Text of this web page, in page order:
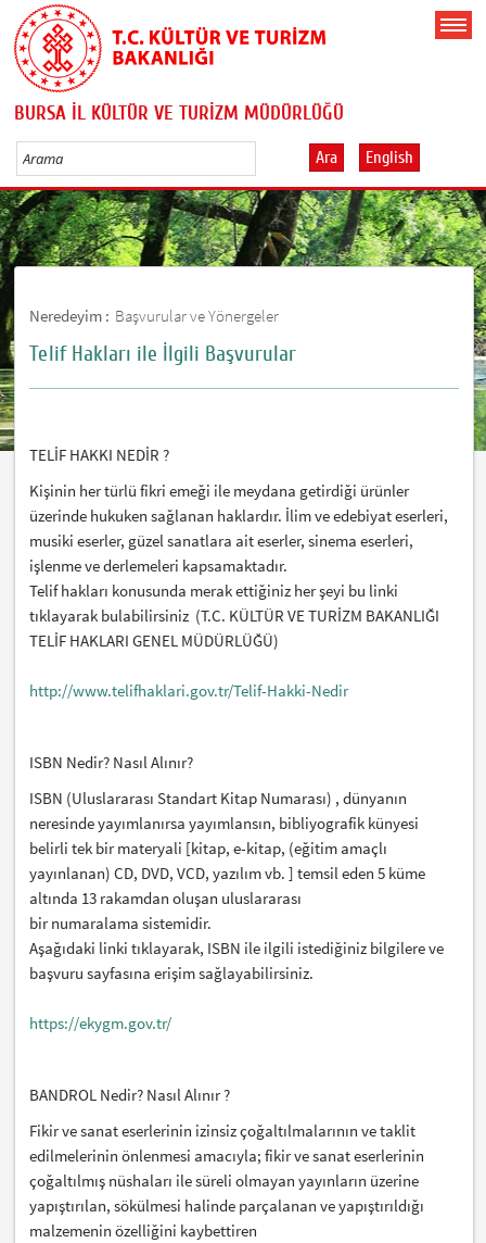
BURSA İL KÜLTÜR VE TURİZM MÜDÜRLÜĞÜ
Ara English
Neredeyim : Başvurular ve Yönergeler
Telif Hakları ile İlgili Başvurular
TELİF HAKKI NEDİR ?
Kişinin her türlü fikri emeği ile meydana getirdiği ürünler
üzerinde hukuken sağlanan haklardır. İlim ve edebiyat eserleri,
musiki eserler, güzel sanatlara ait eserler, sinema eserleri,
işlenme ve derlemeleri kapsamaktadır.
Telif hakları konusunda merak ettiğiniz her şeyi bu linki
tıklayarak bulabilirsiniz (T.C. KÜLTÜR VE TURİZM BAKANLIĞI
TELİF HAKLARI GENEL MÜDÜRLÜĞÜ)
http://www.telifhaklari.gov.tr/Telif-Hakki-Nedir
ISBN Nedir? Nasıl Alınır?
ISBN (Uluslararası Standart Kitap Numarası) , dünyanın
neresinde yayımlanırsa yayımlansın, bibliyografik künyesi
belirli tek bir materyali [kitap, e-kitap, (eğitim amaçlı
yayınlanan) CD, DVD, VCD, yazılım vb. ] temsil eden 5 küme
altında 13 rakamdan oluşan uluslararası
bir numaralama sistemidir.
Aşağıdaki linki tıklayarak, ISBN ile ilgili istediğiniz bilgilere ve
başvuru sayfasına erişim sağlayabilirsiniz.
https://ekygm.gov.tr/
BANDROL Nedir? Nasıl Alınır ?
Fikir ve sanat eserlerinin izinsiz çoğaltılmalarının ve taklit
edilmelerinin önlenmesi amacıyla; fikir ve sanat eserlerinin
çoğaltılmış nüshaları ile süreli olmayan yayınların üzerine
yapıştırılan, sökülmesi halinde parçalanan ve yapıştırıldığı
malzemenin özelliğini kaybettiren